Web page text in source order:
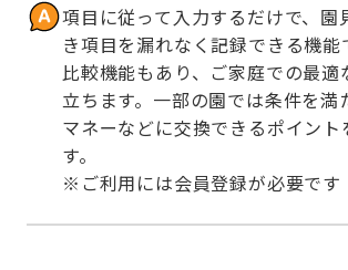
項目に従って入力するだけで、園
き項目を漏れなく記録できる機能
比較機能もあり、ご家庭での最適
立ちます。一部の園では条件を満
マネーなどに交換できるポイント
す。
※ご利用には会員登録が必要です